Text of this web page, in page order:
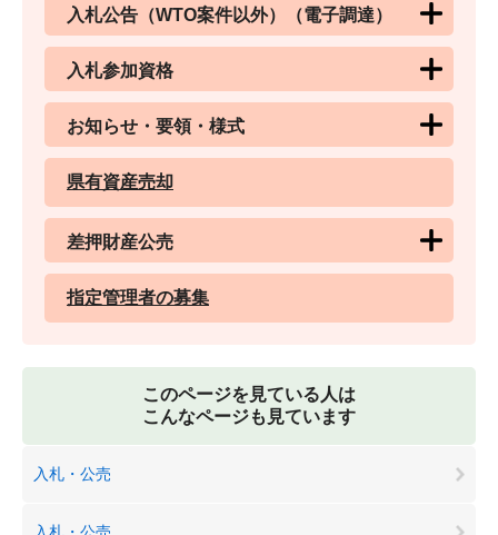
入札公告（WTO案件以外）（電子調達）
入札参加資格
お知らせ・要領・様式
県有資産売却
差押財産公売
指定管理者の募集
このページを見ている人は
こんなページも見ています
入札・公売